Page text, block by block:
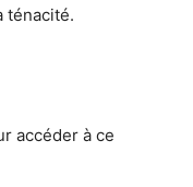
ténacité.
accéder à ce